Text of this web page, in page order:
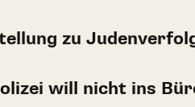
zu
will nicht ins